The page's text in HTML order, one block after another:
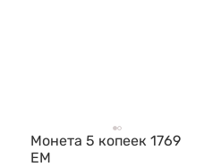
Монета 5 копеек 1769
ЕМ